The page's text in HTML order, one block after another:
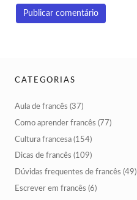
CATEGORIAS
Aula de francês (37)
Como aprender francês (77)
Cultura francesa (154)
Dicas de francês (109)
Dúvidas frequentes de francês (49)
Escrever em francês (6)